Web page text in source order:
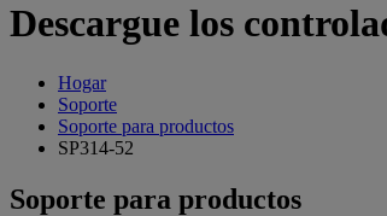
Descargue los
Hogar
Soporte
Soporte para productos
SP314-52
Soporte para productos